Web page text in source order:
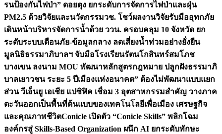
รนป้องกันไฟป่า” ดอยตุง ยกระดับการจัดการไฟป่าและฝุ่น
PM2.5 ด้วยวิจัยและนวัตกรรมวช. โชว์ผลงานวิจัยรับมืออุทกภัย
เดินหน้าบริหารจัดการน้ำด้วย ววน. ครอบคลุม 10 จังหวัด ยก
ระดับระบบเตือนภัย-ข้อมูลกลาง ลดเสี่ยงน้ำท่วมอย่างยั่งยืน
มูลนิธิธรรมาภิบาลฯ จับมือโรงเรียนรัตนโกสินทร์สมโภช
บางเขน ลงนาม MOU พัฒนาหลักสูตรกฎหมาย ปลูกฝังธรรมาภิ
บาลเยาวชน ระยะ 5 ปีเมืองแห่งอนาคต” ต้องไม่พัฒนาแบบแยก
ส่วน วีเอ็นยู เอเชีย แปซิฟิค เชื่อม 3 อุตสาหกรรมสำคัญ วางภาค
ตะวันออกเป็นพื้นที่ต้นแบบของเทคโนโลยีเพื่อเมือง เศรษฐกิจ
และคุณภาพชีวิตConicle เปิดตัว “Conicle Skills” พลิกโฉม
องค์กรสู่ Skills-Based Organization ผนึก AI ยกระดับทักษะ